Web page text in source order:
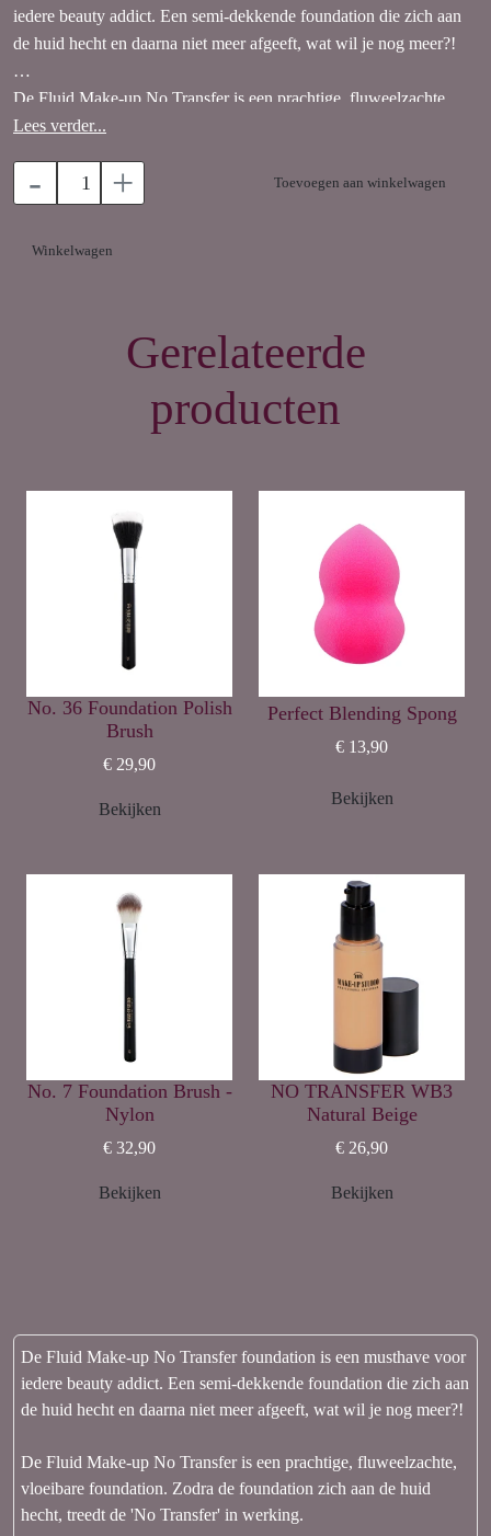
iedere beauty addict. Een semi-dekkende foundation die zich aan
de huid hecht en daarna niet meer afgeeft, wat wil je nog meer?!
De Fluid Make-up No Transfer is een prachtige, fluweelzachte,
vloeibare foundation. Zodra de foundation zich aan de huid
Lees verder...
- + Toevoegen aan winkelwagen
Winkelwagen
Gerelateerde
producten
No. 36 Foundation Polish
Brush
€ 29,90
Bekijken
Perfect Blending Spong
€ 13,90
Bekijken
No. 7 Foundation Brush -
Nylon
€ 32,90
Bekijken
NO TRANSFER WB3
Natural Beige
€ 26,90
Bekijken
De Fluid Make-up No Transfer foundation is een musthave voor
iedere beauty addict. Een semi-dekkende foundation die zich aan
de huid hecht en daarna niet meer afgeeft, wat wil je nog meer?!
De Fluid Make-up No Transfer is een prachtige, fluweelzachte,
vloeibare foundation. Zodra de foundation zich aan de huid
hecht, treedt de 'No Transfer' in werking.